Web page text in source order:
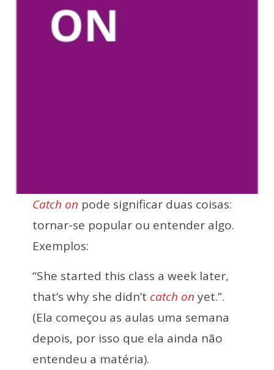
Catch on pode significar duas coisas:
tornar-se popular ou entender algo.
Exemplos:
“She started this class a week later,
that’s why she didn’t catch on yet.”.
(Ela começou as aulas uma semana
depois, por isso que ela ainda não
entendeu a matéria).